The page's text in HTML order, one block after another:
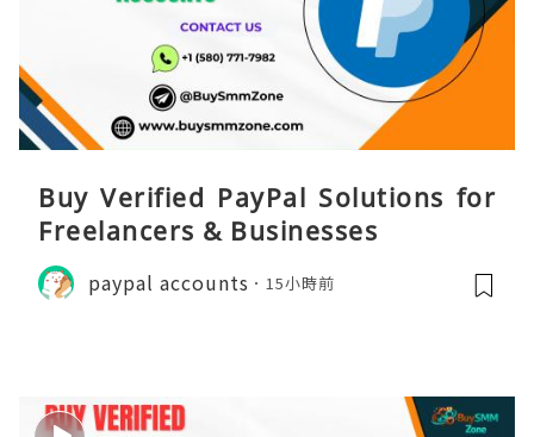
Buy Verified PayPal Solutions for
Freelancers & Businesses
paypal accounts 15小時前